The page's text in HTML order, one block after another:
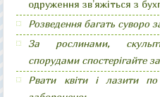
одруження зв’яжіться з
Розведення багать суворо
За рослинами,
спорудами спостерігайте
Рвати квіти і лазити